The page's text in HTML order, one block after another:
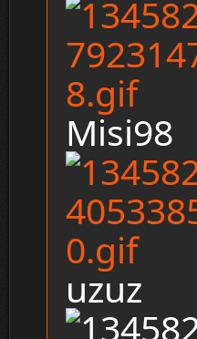
Misi98
uzuz